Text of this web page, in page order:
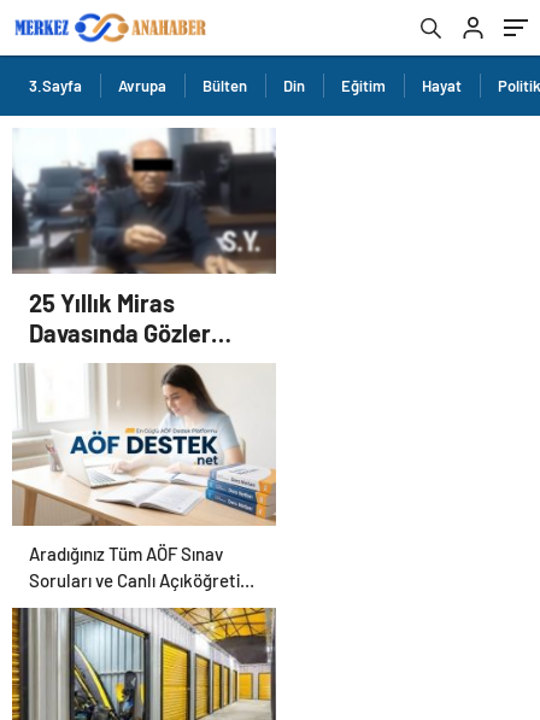
3.Sayfa Avrupa Bülten Din Eğitim Hayat
25 Yıllık Miras
Davasında Gözler
Temmuz Ayındaki
Karar Duruşmasına
Çevrildi
Aradığınız Tüm AÖF Sınav
Soruları ve Canlı Açıköğretim
Forumu Burada